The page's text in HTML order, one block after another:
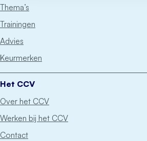
Thema’s
Trainingen
Advies
Keurmerken
Het CCV
Over het CCV
Werken bij het CCV
Contact